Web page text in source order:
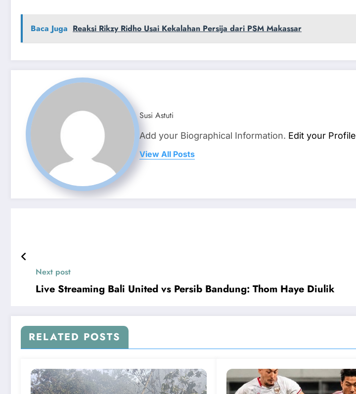
Baca Juga Reaksi Rikzy Ridho Usai Kekalahan Persija dari PSM Makassar
Susi Astuti
Add your Biographical Information. Edit your Profile
View All Posts
Next post
Live Streaming Bali United vs Persib Bandung: Thom Haye Diulik
RELATED POSTS